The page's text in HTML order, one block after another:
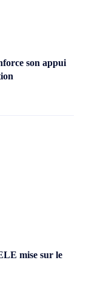
son appui
mise sur le